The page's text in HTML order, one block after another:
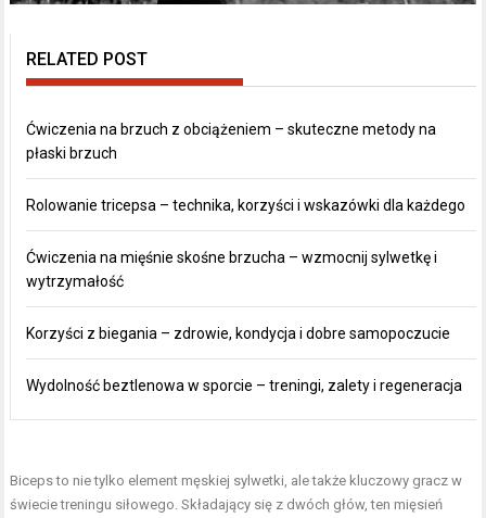
RELATED POST
Ćwiczenia na brzuch z obciążeniem – skuteczne metody na
płaski brzuch
Rolowanie tricepsa – technika, korzyści i wskazówki dla każdego
Ćwiczenia na mięśnie skośne brzucha – wzmocnij sylwetkę i
wytrzymałość
Korzyści z biegania – zdrowie, kondycja i dobre samopoczucie
Wydolność beztlenowa w sporcie – treningi, zalety i regeneracja
Biceps to nie tylko element męskiej sylwetki, ale także kluczowy gracz w
świecie treningu siłowego. Składający się z dwóch głów, ten mięsień